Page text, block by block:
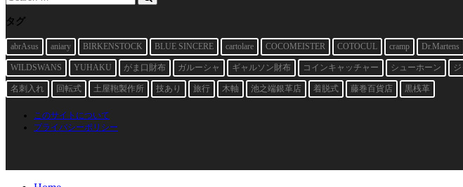
ゴ
リ
タグ
abrAsus aniary BIRKENSTOCK BLUE SINCERE cartolare COCOMEISTER COTOCUL cramp Dr.Martens
WILDSWANS YUHAKU がま口財布 ガルーシャ ギャルソン財布 コインキャッチャー シューホーン
名刺入れ 回転式 土屋鞄製作所 技あり 旅行 木軸 池之端銀革店 着脱式 藤巻百貨店 黒桟革
このサイトについて
プライバシーポリシー